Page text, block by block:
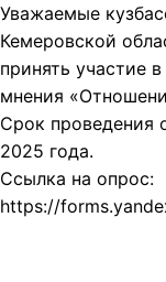
Уважаемые
Кемеровской
принять участие
мнения
Срок проведения
2025 года.
Ссылка на опрос:
https://